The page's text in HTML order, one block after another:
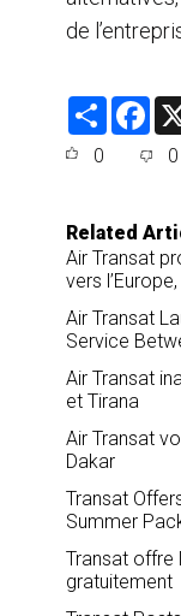
de
S
F
e
o
k
0 0
Related
Air Transat
vers
Air Transat
Service
Air Transat
et Tirana
Air Transat
Dakar
Transat
Summer
Transat offre
gratuitement